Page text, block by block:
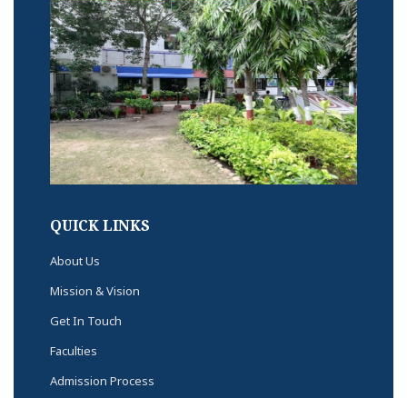
QUICK LINKS
About Us
Mission & Vision
Get In Touch
Faculties
Admission Process